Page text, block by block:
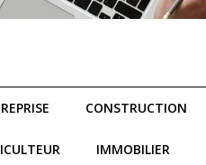
CONSTRUCTION
IMMOBILIER